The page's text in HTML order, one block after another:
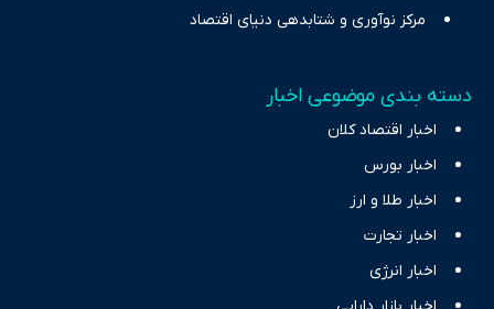
مرکز نوآوری و شتابدهی دنیای اقتصاد
دسته بندی موضوعی اخبار
اخبار اقتصاد کلان
اخبار بورس
اخبار طلا و ارز
اخبار تجارت
اخبار انرژی